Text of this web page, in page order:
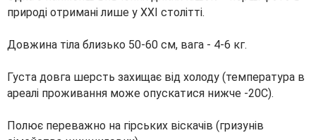
природі отримані лише у XXI столітті.
Довжина тіла близько 50-60 см, вага - 4-6 кг.
Густа довга шерсть захищає від холоду (температура в
ареалі проживання може опускатися нижче -20C).
Полює переважно на гірських віскачів (гризунів